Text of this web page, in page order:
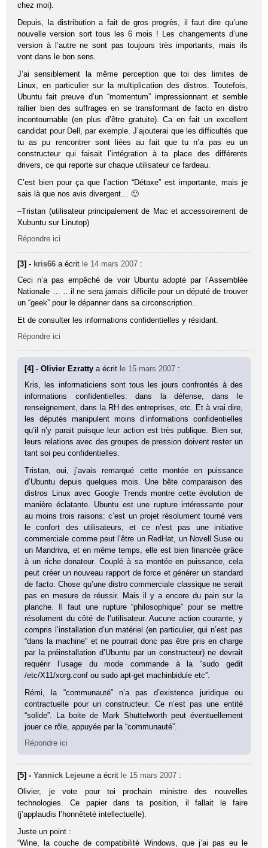
chez moi).
Depuis, la distribution a fait de gros progrès, il faut dire qu’une
nouvelle version sort tous les 6 mois ! Les changements d’une
version à l’autre ne sont pas toujours très importants, mais ils
vont dans le bon sens.
J’ai sensiblement la même perception que toi des limites de
Linux, en particulier sur la multiplication des distros. Toutefois,
Ubuntu fait preuve d’un “momentum” impressionnant et semble
rallier bien des suffrages en se transformant de facto en distro
incontournable (en plus d’être gratuite). Ca en fait un excellent
candidat pour Dell, par exemple. J’ajouterai que les difficultés que
tu as pu rencontrer sont liées au fait que tu n’a pas eu un
constructeur qui faisait l’intégration à ta place des différents
drivers, ce qui reporte sur chaque utilisateur ce fardeau.
C’est bien pour ça que l’action “Détaxe” est importante, mais je
sais là que nos avis divergent… 🙂
–Tristan (utilisateur principalement de Mac et accessoirement de
Xubuntu sur Linutop)
Répondre ici
[3] - kris66 a écrit le 14 mars 2007 :
Ceci n’a pas empêché de voir Ubuntu adopté par l’Assemblée
Nationale … …il ne sera jamais difficile pour un député de trouver
un “geek” pour le dépanner dans sa circonscription..
Et de consulter les informations confidentielles y résidant.
Répondre ici
[4] - Olivier Ezrattya écrit le 15 mars 2007 :
Kris, les informaticiens sont tous les jours confrontés à des
informations confidentielles: dans la défense, dans le
renseignement, dans la RH des entreprises, etc. Et à vrai dire,
les députés manipulent moins d’informations confidentielles
qu’il n’y parait puisque leur action est très publique. Bien sur,
leurs relations avec des groupes de pression doivent rester un
tant soi peu confidentielles.
Tristan, oui, j’avais remarqué cette montée en puissance
d’Ubuntu depuis quelques mois. Une bête comparaison des
distros Linux avec Google Trends montre cette évolution de
manière éclatante. Ubuntu est une rupture intéressante pour
au moins trois raisons: c’est un projet résolument tourné vers
le confort des utilisateurs, et ce n’est pas une initiative
commerciale comme peut l’être un RedHat, un Novell Suse ou
un Mandriva, et en même temps, elle est bien financée grâce
à un riche donateur. Couplé à sa montée en puissance, cela
peut créer un nouveau rapport de force et générer un standard
de facto. Chose qu’une distro commerciale classique ne serait
pas en mesure de réussir. Mais il y a encore du pain sur la
planche. Il faut une rupture “philosophique” pour se mettre
résolument du côté de l’utilisateur. Aucune action courante, y
compris l’installation d’un matériel (en particulier, qui n’est pas
“dans la machine” et ne pourrait donc pas être pris en charge
par la préinstallation d’Ubuntu par un constructeur) ne devrait
requérir l’usage du mode commande à la “sudo gedit
/etc/X11/xorg.conf ou sudo apt-get machinbidule etc”.
Rémi, la “communauté” n’a pas d’existence juridique ou
contractuelle pour un constructeur. Ce n’est pas une entité
“solide”. La boite de Mark Shuttelworth peut éventuellement
jouer ce rôle, appuyée par la “communauté”.
Répondre ici
[5] -Yannick Lejeune a écrit le 15 mars 2007 :
Olivier, je vote pour toi prochain ministre des nouvelles
technologies. Ce papier dans ta position, il fallait le faire
(j’applaudis l’honnêteté intellectuelle).
Juste un point :
“Wine, la couche de compatibilité Windows, que j’ai pas eu le